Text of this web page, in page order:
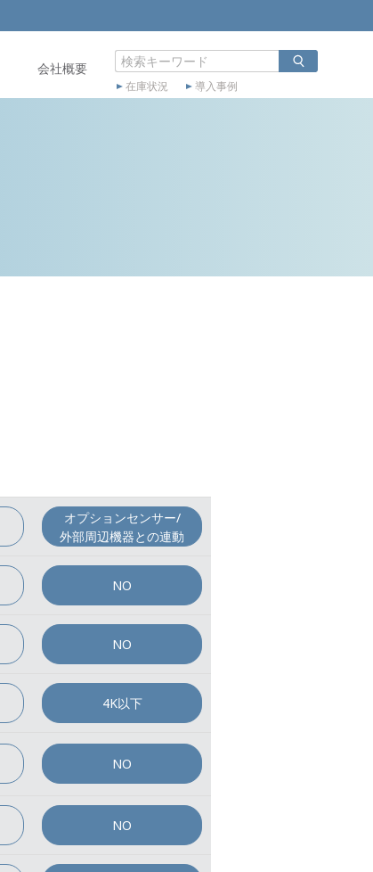
会社概要
在庫状況 導入事例
オプションセンサー/
外部周辺機器との連動
NO
NO
4K以下
NO
NO